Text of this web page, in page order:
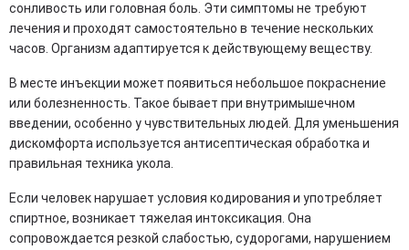
сонливость или головная боль. Эти симптомы не требуют
лечения и проходят самостоятельно в течение нескольких
часов. Организм адаптируется к действующему веществу.
В месте инъекции может появиться небольшое покраснение
или болезненность. Такое бывает при внутримышечном
введении, особенно у чувствительных людей. Для уменьшения
дискомфорта используется антисептическая обработка и
правильная техника укола.
Если человек нарушает условия кодирования и употребляет
спиртное, возникает тяжелая интоксикация. Она
сопровождается резкой слабостью, судорогами, нарушением